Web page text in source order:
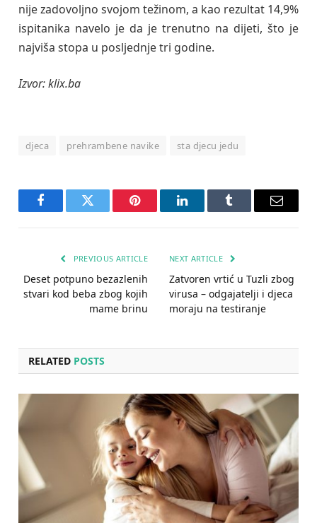
nije zadovoljno svojom težinom, a kao rezultat 14,9%
ispitanika navelo je da je trenutno na dijeti, što je
najviša stopa u posljednje tri godine.
Izvor: klix.ba
djeca prehrambene navike sta djecu jedu
FacebookTwitter Pinterest LinkedInTumblr Email
PREVIOUS ARTICLE
Deset potpuno bezazlenih
stvari kod beba zbog kojih
mame brinu
NEXT ARTICLE
Zatvoren vrtić u Tuzli zbog
virusa – odgajatelji i djeca
moraju na testiranje
RELATED POSTS